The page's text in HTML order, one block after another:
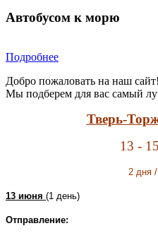
Автобусом к морю
Подробнее
Добро пожаловать на наш сайт!
Мы подберем для вас самый
Тверь-
13 - 15
2 дня
13 июня (1 день)
Отправление: